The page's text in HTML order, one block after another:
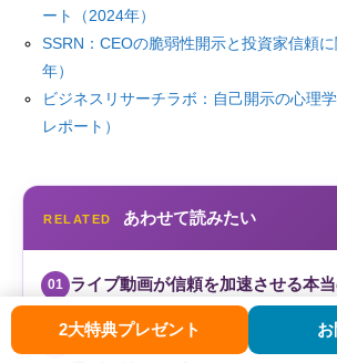
ート（2024年）
SSRN：CEOの脆弱性開示と投資家信頼
年）
ビジネスリサーチラボ：自己開示の心理
レポート）
RELATED あわせて読みたい
01 ライブ動画が信頼を加速させる本
プロフィールが読まれない？「3層
マイストーリー体験セッションのお申
2大特典プレゼント